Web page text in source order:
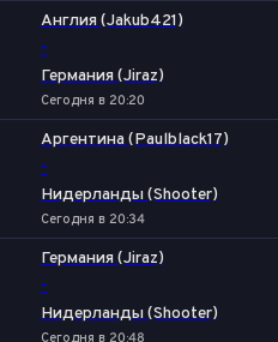
Англия (Jakub421)
-
Германия (Jiraz)
Сегодня в 20:20
Аргентина (Paulblack17)
-
Нидерланды (Shooter)
Сегодня в 20:34
Германия (Jiraz)
-
Нидерланды (Shooter)
Сегодня в 20:48